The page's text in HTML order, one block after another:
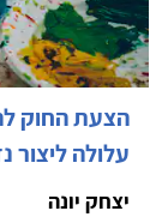
הצעת החוק
עלולה ליצור
יצחק יונה